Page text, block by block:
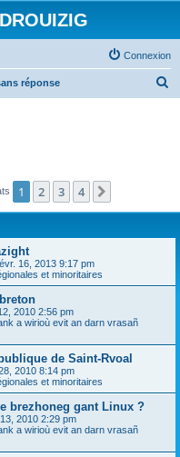
Connexion
réponse
c
1 2 3 4
16, 2013 9:17 pm
et minoritaires
2010 2:56 pm
a wirioù evit an darn vrasañ
de Saint-Rvoal
2010 8:14 pm
et minoritaires
brezhoneg gant Linux ?
2010 2:29 pm
a wirioù evit an darn vrasañ